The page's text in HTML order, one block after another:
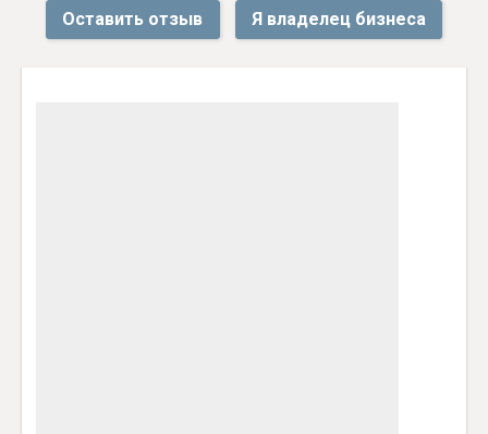
Оставить отзыв Я владелец бизнеса